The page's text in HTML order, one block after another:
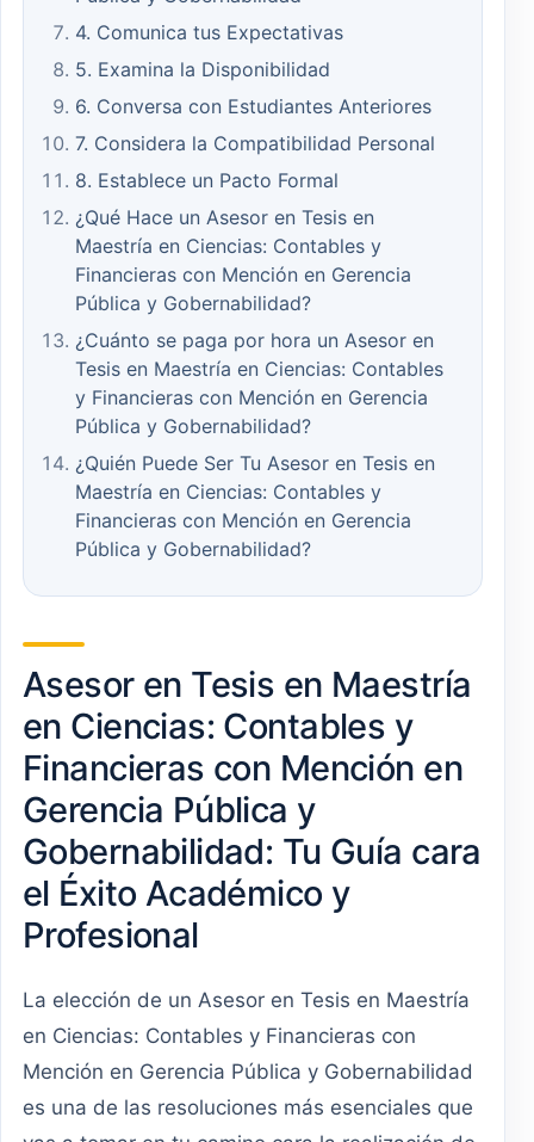
4. Comunica tus Expectativas
5. Examina la Disponibilidad
6. Conversa con Estudiantes Anteriores
7. Considera la Compatibilidad Personal
8. Establece un Pacto Formal
¿Qué Hace un Asesor en Tesis en
Maestría en Ciencias: Contables y
Financieras con Mención en Gerencia
Pública y Gobernabilidad?
¿Cuánto se paga por hora un Asesor en
Tesis en Maestría en Ciencias: Contables
y Financieras con Mención en Gerencia
Pública y Gobernabilidad?
¿Quién Puede Ser Tu Asesor en Tesis en
Maestría en Ciencias: Contables y
Financieras con Mención en Gerencia
Pública y Gobernabilidad?
Asesor en Tesis en Maestría
en Ciencias: Contables y
Financieras con Mención en
Gerencia Pública y
Gobernabilidad: Tu Guía cara
el Éxito Académico y
Profesional
La elección de un Asesor en Tesis en Maestría
en Ciencias: Contables y Financieras con
Mención en Gerencia Pública y Gobernabilidad
es una de las resoluciones más esenciales que